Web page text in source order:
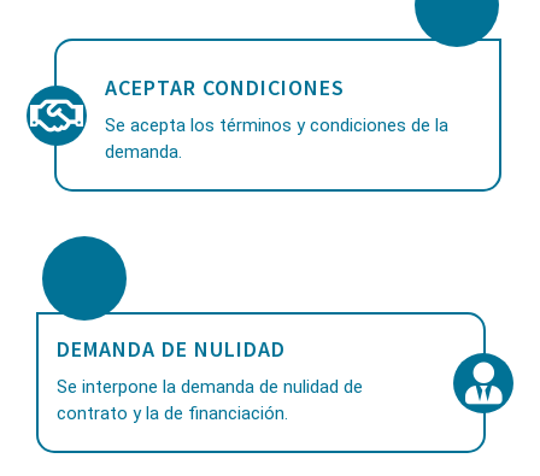
ACEPTAR CONDICIONES
Se acepta los términos y condiciones de la
demanda.
DEMANDA DE NULIDAD
Se interpone la demanda de nulidad de
contrato y la de financiación.